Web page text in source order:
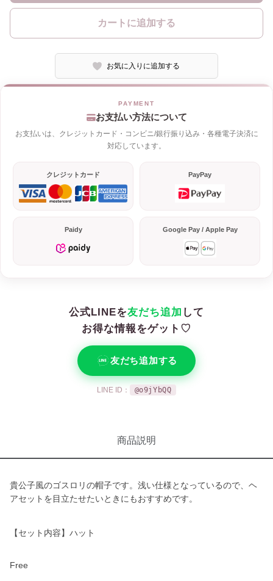
カートに追加する
お気に入りに追加する
お支払い方法について
お支払いは、クレジットカード・コンビニ/銀行振り込み・各種電子決済に
対応しています。
クレジットカード PayPay
Paidy Google Pay / Apple Pay
公式LINEを友だち追加 して
お得な情報をゲット♡
友だち追加する
LINE ID： @o9jYbQQ
商品説明
貴公子風のゴスロリの帽子です。浅い仕様となっているので、ヘ
アセットを目立たせたいときにもおすすめです。
【セット内容】ハット
Free